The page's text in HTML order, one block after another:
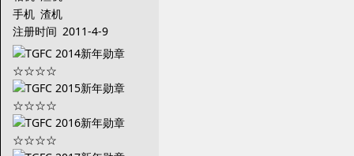
手机 渣机
注册时间 2011-4-9